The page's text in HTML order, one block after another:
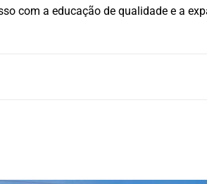
com a educação de qualidade e a